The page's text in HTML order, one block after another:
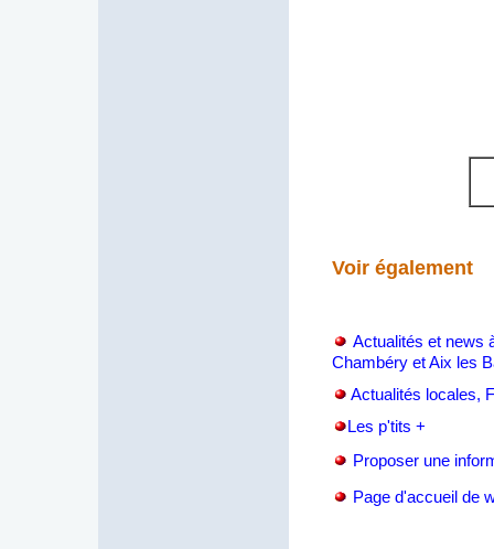
Voir également
Actualités et news
Chambéry et Aix les
Actualités locales,
Les p'tits +
Proposer une
Page d'accueil de